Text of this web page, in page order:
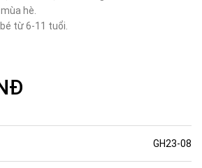
hè.
từ 6-11 tuổi.
GH23-08